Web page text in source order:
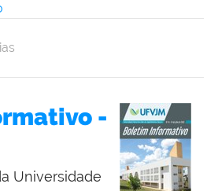
-
Universidade